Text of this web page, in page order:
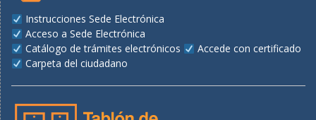
Instrucciones Sede Electrónica
Acceso a Sede Electrónica
Catálogo de trámites electrónicos
Accede con certificado
Carpeta del ciudadano